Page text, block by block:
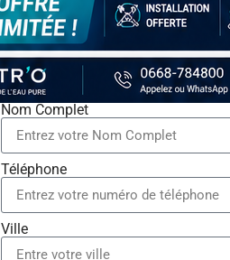
Nom Complet
Téléphone
Ville